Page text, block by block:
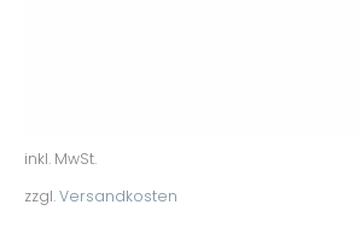
inkl. MwSt.
zzgl.Versandkosten